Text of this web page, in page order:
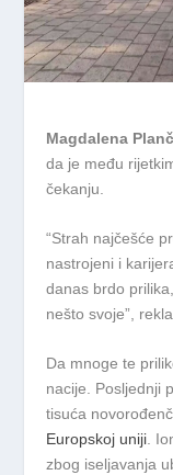
Magdalena
da je među
čekanju.
“Strah najčešće
nastrojeni i
danas brdo
nešto svoje”,
Da mnoge te
nacije. Posljednji
tisuća
Europskoj uniji.
zbog iseljavanja